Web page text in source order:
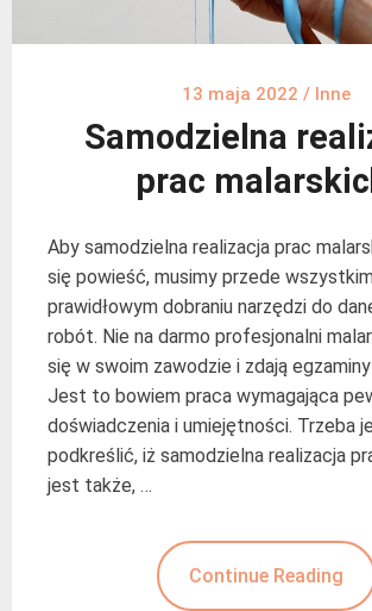
13 maja 2022 / Inne
Samodzielna
prac
Aby samodzielna realizacja prac
się powieść, musimy przede
prawidłowym dobraniu narzędzi do
robót. Nie na darmo profesjonalni
się w swoim zawodzie i zdają
Jest to bowiem praca wymagająca
doświadczenia i umiejętności. Trzeba
podkreślić, iż samodzielna realizacja
jest także, …
Continue Reading